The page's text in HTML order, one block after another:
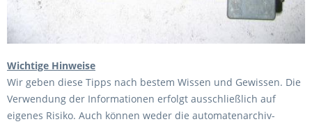
Wichtige Hinweise
Wir geben diese Tipps nach bestem Wissen und Gewissen. Die
Verwendung der Informationen erfolgt ausschließlich auf
eigenes Risiko. Auch können weder die automatenarchiv-